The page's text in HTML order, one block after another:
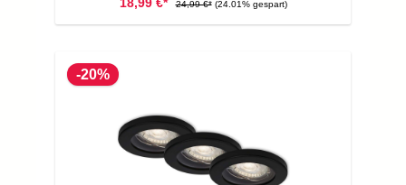
24,99 €* (24.01% gespart)
-20%